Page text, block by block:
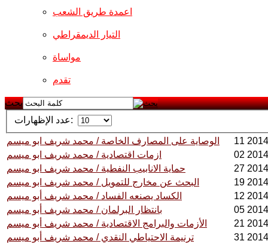
اعمدة طريق الشعب
التيار الديمقراطي
مواساة
تقدم
بحث
عدد الإظهارات:
الوصاية على المصارف الخاصة / محمد شريف ابو ميسم
ازمات اقتصادية / محمد شريف ابو ميسم
حماية الانابيب النفطية / محمد شريف ابو ميسم
البحث عن مخارج للتمويل / محمد شريف ابو ميسم
الكساد يصنعه الفساد / محمد شريف أبو ميسم
بانتظار البرلمان / محمد شريف أبو ميسم
الأزمات والبرامج الاقتصادية / محمد شريف أبو ميسم
ترنيمة الاحتياطي النقدي / محمد شريف أبو ميسم